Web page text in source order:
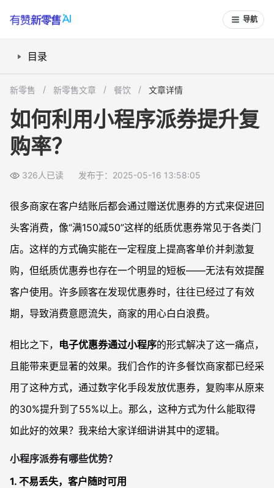
导航
目录
如何快速搭建适合自己的小程序派券系统？
新零售 新零售文章 餐饮 文章详情
如何利用小程序派券提升复
购率？
326人已读 发布于：2025-05-16 13:58:05
很多商家在客户结账后都会通过赠送优惠券的方式来促进回
头客消费，像“满150减50”这样的纸质优惠券常见于各类门
店。这样的方式确实能在一定程度上提高客单价并刺激复
购，但纸质优惠券也存在一个明显的短板——无法有效提醒
客户使用。许多顾客在发现优惠券时，往往已经过了有效
期，导致消费意愿流失，商家的用心白白浪费。
相比之下， 电子优惠券通过小程序的形式解决了这一痛点，
且能带来更显著的效果。我们合作的许多餐饮商家都已经采
用了这种方式，通过数字化手段发放优惠券，复购率从原来
的30%提升到了55%以上。那么，这种方式为什么能取得
如此好的效果？我来给大家详细讲讲其中的逻辑。
小程序派券有哪些优势？
1. 不易丢失，客户随时可用